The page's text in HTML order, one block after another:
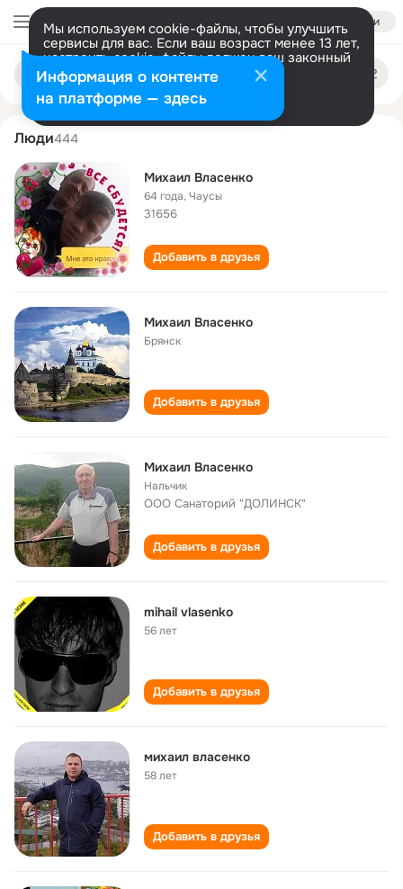
Войти
Мы используем cookie-файлы, чтобы улучшить
сервисы для вас. Если ваш возраст менее 13 лет,
настроить cookie-файлы должен ваш законный
представитель. Больше информации
Разрешить все Настроить
Поиск
людям
mikhail vlasenko
Люди444
Михаил Власенко
64 года,Чаусы
31656
Добавить в друзья
Михаил Власенко
Брянск
Добавить в друзья
Михаил Власенко
Нальчик
ООО Санаторий "ДОЛИНСК"
Добавить в друзья
mihail vlasenko
56 лет
Добавить в друзья
михаил власенко
58 лет
Добавить в друзья
Информация о контенте
на платформе — здесь